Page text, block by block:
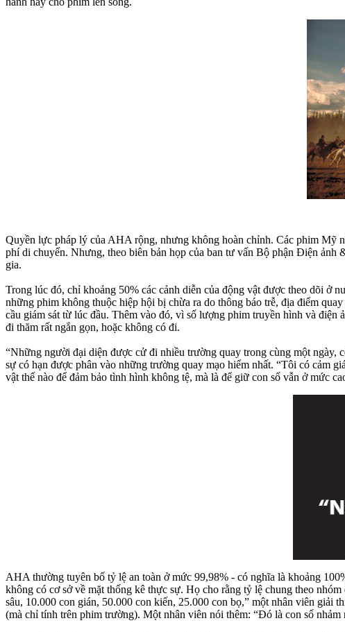
Quyền lực pháp lý của AHA rộng, nhưng không hoàn chỉnh. Các phim Mỹ
phí di chuyển. Nhưng, theo biên bản họp của ban tư vấn Bộ phận Điện
gia.
Trong lúc đó, chỉ khoảng 50% các cảnh diễn của động vật được theo dõi ở
những phim không thuộc hiệp hội bị chừa ra do thông báo trễ, địa điểm
cầu giám sát từ lúc đầu. Thêm vào đó, vì số lượng phim truyền hình và
đi thăm rất ngắn gọn, hoặc không có đi.
“Những người đại diện được cử đi nhiều trường quay trong cùng một ngày,
sự có hạn được phân vào những trường quay mạo hiểm nhất. “Tôi có cảm
vật thế nào để đảm bảo tình hình không tệ, mà là để giữ con số vẫn ở mức
AHA thường tuyên bố tỷ lệ an toàn ở mức 99,98% - có nghĩa là khoảng
không có cơ sở về mặt thống kê thực sự. Họ cho rằng tỷ lệ chung theo
sâu, 10.000 con gián, 50.000 con kiến, 25.000 con bọ,” một nhân viên
(mà chỉ tính trên phim trường). Một nhân viên nói thêm: “Đó là con số